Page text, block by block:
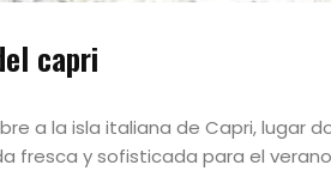
capri
a la isla italiana de Capri, lugar
fresca y sofisticada para el